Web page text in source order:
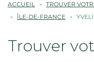
ACCUEIL
TROUVER
ÎLE-DE-FRANCE
Trouver